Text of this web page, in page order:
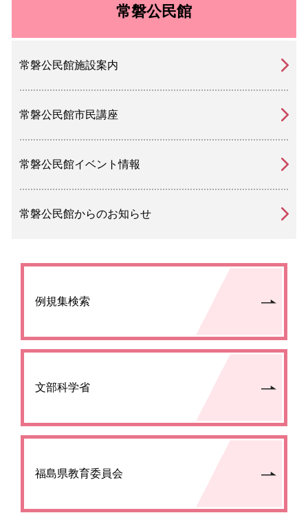
常磐公民館
常磐公民館施設案内
常磐公民館市民講座
常磐公民館イベント情報
常磐公民館からのお知らせ
例規集検索
文部科学省
福島県教育委員会